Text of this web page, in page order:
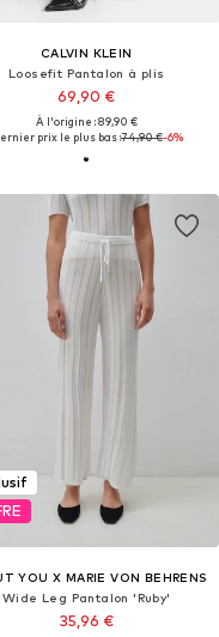
CALVIN KLEIN
Loosefit Pantalon à plis
69,90 €
À l'origine : 89,90 €
prix le plus bas :74,90 €-6%
YOU X MARIE VON BEHRENS
Wide Leg Pantalon 'Ruby'
35,96 €